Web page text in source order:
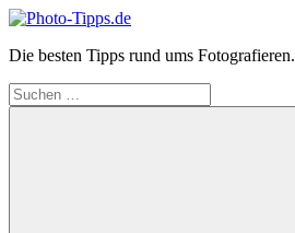
Zum
springen
Photo-
Die besten Tipps rund ums Fotografieren.
Suchen
nach: